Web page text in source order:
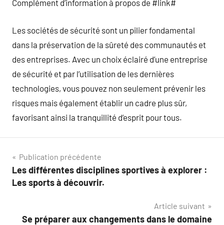
Complément d’information à propos de #link#
Les sociétés de sécurité sont un pilier fondamental
dans la préservation de la sûreté des communautés et
des entreprises. Avec un choix éclairé d’une entreprise
de sécurité et par l’utilisation de les dernières
technologies, vous pouvez non seulement prévenir les
risques mais également établir un cadre plus sûr,
favorisant ainsi la tranquillité d’esprit pour tous.
Navigation
de
Publication précédente
Les différentes disciplines sportives à explorer :
Les sports à découvrir.
Article suivant
Se préparer aux changements dans le domaine